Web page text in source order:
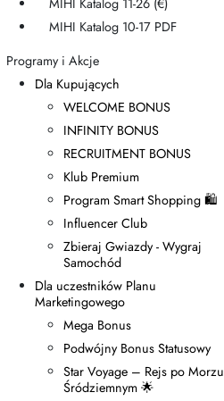
MIHI Katalog 11-26 (€)
MIHI Katalog 10-17 PDF
Programy i Akcje
Dla Kupujących
WELCOME BONUS
INFINITY BONUS
RECRUITMENT BONUS
Klub Premium
Program Smart Shopping 🛍
Influencer Club
Zbieraj Gwiazdy - Wygraj
Samochód
Dla uczestników Planu
Marketingowego
Mega Bonus
Podwójny Bonus Statusowy
Star Voyage – Rejs po Morzu
Śródziemnym 🌟